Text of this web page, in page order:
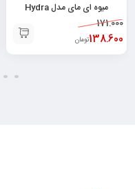
میوه ای مای مدل Hydra
لیتر۶۲۶۰۴۸۲۵۲۱۳۷۸
171.000
138.600تومان